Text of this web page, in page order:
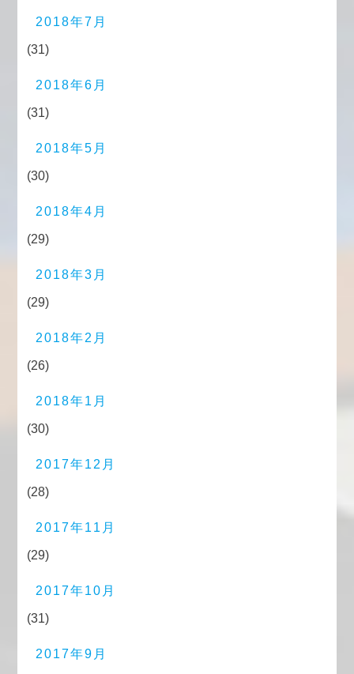
2018年7月
(31)
2018年6月
(31)
2018年5月
(30)
2018年4月
(29)
2018年3月
(29)
2018年2月
(26)
2018年1月
(30)
2017年12月
(28)
2017年11月
(29)
2017年10月
(31)
2017年9月